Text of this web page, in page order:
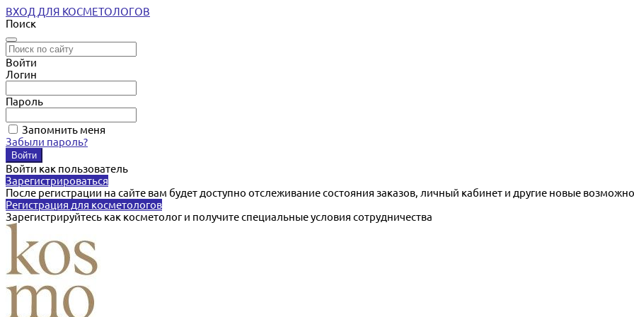
ВХОД ДЛЯ КОСМЕТОЛОГОВ
Поиск
Войти
Логин
Пароль
Запомнить меня
Забыли пароль?
Войти как пользователь
Зарегистрироваться
После регистрации на сайте вам будет доступно отслеживание состояния заказов, личный кабинет и другие новые
Регистрация для косметологов
Зарегистрируйтесь как косметолог и получите специальные условия сотрудничества